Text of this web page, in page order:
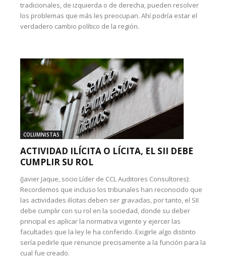
tradicionales, de izquierda o de derecha, pueden resolver
los problemas que más les preocupan. Ahí podría estar el
verdadero cambio político de la región.
COLUMNISTAS
ACTIVIDAD ILÍCITA O LÍCITA, EL SII DEBE
CUMPLIR SU ROL
(Javier Jaque, socio Líder de CCL Auditores Consultores):
Recordemos que incluso los tribunales han reconocido que
las actividades ilícitas deben ser gravadas, por tanto, el SII
debe cumplir con su rol en la sociedad, donde su deber
principal es aplicar la normativa vigente y ejercer las
facultades que la ley le ha conferido. Exigirle algo distinto
sería pedirle que renuncie precisamente a la función para la
cual fue creado.